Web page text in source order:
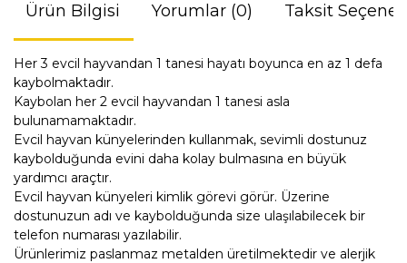
Ürün Bilgisi Yorumlar (0) Taksit
Her 3 evcil hayvandan 1 tanesi hayatı boyunca en az 1 defa
kaybolmaktadır.
Kaybolan her 2 evcil hayvandan 1 tanesi asla
bulunamamaktadır.
Evcil hayvan künyelerinden kullanmak, sevimli dostunuz
kaybolduğunda evini daha kolay bulmasına en büyük
yardımcı araçtır.
Evcil hayvan künyeleri kimlik görevi görür. Üzerine
dostunuzun adı ve kaybolduğunda size ulaşılabilecek bir
telefon numarası yazılabilir.
Ürünlerimiz paslanmaz metalden üretilmektedir ve alerjik